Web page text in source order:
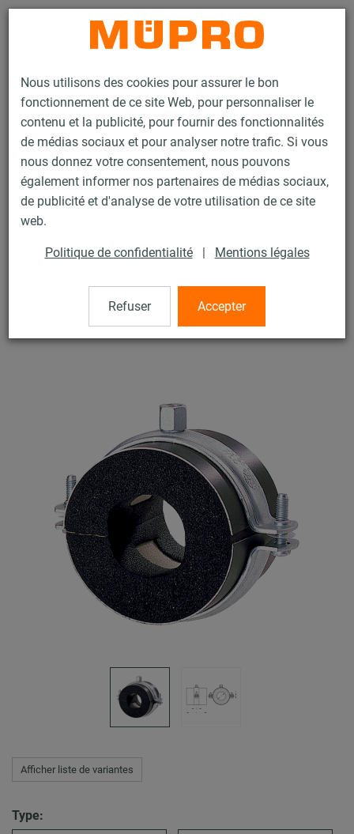
Nous utilisons des cookies pour assurer le bon
fonctionnement de ce site Web, pour personnaliser le
contenu et la publicité, pour fournir des fonctionnalités
de médias sociaux et pour analyser notre trafic. Si vous
nous donnez votre consentement, nous pouvons
également informer nos partenaires de médias sociaux,
de publicité et d'analyse de votre utilisation de ce site
web.
Politique de confidentialité | Mentions légales
Refuser Accepter
Contact
Produits Technique de fixation
Colliers
Collier coquille ARMAFLEX®
Collier coquille ARMAFLEX®
Collier Armaflex 27/32
Afficher liste de variantes
Type: